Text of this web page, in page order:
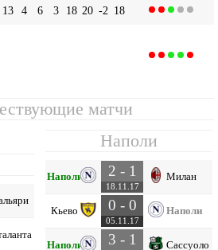
13 4 6 3 18 20 -2 18
матчи
Наполи
Наполи 2 - 1
18.11.17
Милан
Кьево 0 - 0
05.11.17
Наполи
Наполи 3 - 1 Сассуоло